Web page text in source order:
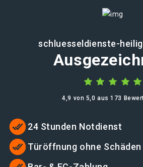
schluesseldienste-
4,9 von 5,0 aus 173
24 Stunden Notdienst
Türöffnung ohne Schäden